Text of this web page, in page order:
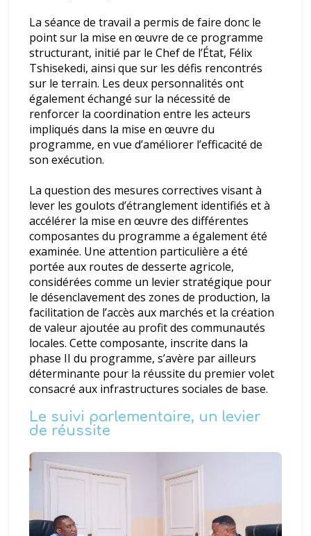
La séance de travail a permis de faire donc le
point sur la mise en œuvre de ce programme
structurant, initié par le Chef de l’État, Félix
Tshisekedi, ainsi que sur les défis rencontrés
sur le terrain. Les deux personnalités ont
également échangé sur la nécessité de
renforcer la coordination entre les acteurs
impliqués dans la mise en œuvre du
programme, en vue d’améliorer l’efficacité de
son exécution.
La question des mesures correctives visant à
lever les goulots d’étranglement identifiés et à
accélérer la mise en œuvre des différentes
composantes du programme a également été
examinée. Une attention particulière a été
portée aux routes de desserte agricole,
considérées comme un levier stratégique pour
le désenclavement des zones de production, la
facilitation de l’accès aux marchés et la création
de valeur ajoutée au profit des communautés
locales. Cette composante, inscrite dans la
phase II du programme, s’avère par ailleurs
déterminante pour la réussite du premier volet
consacré aux infrastructures sociales de base.
Le suivi parlementaire, un levier
de réussite